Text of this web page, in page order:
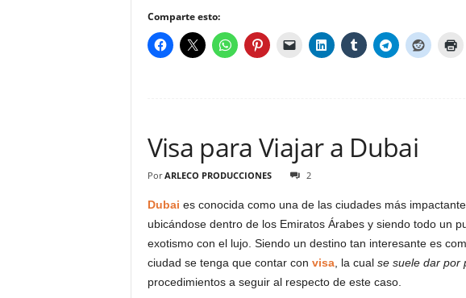
Comparte esto:
Visa para Viajar a Dubai
Por ARLECO PRODUCCIONES 2
Dubai es conocida como una de las ciudades más
ubicándose dentro de los Emiratos Árabes y siendo todo un
exotismo con el lujo. Siendo un destino tan interesante es
ciudad se tenga que contar con visa, la cual se suele dar por
procedimientos a seguir al respecto de este caso.